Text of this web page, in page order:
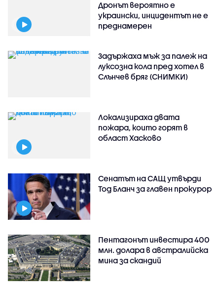
Дронът вероятно е
украински, инцидентът не е
преднамерен
Задържаха мъж за палеж на
луксозна кола пред хотел в
Слънчев бряг (СНИМКИ)
Локализираха двата
пожара, които горят в
област Хасково
Сенатът на САЩ утвърди
Тод Бланч за главен прокурор
Пентагонът инвестира 400
млн. долара в австралийска
мина за скандий